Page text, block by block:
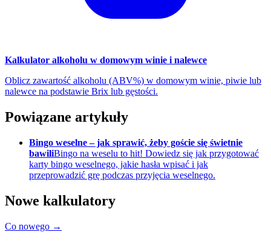
Kalkulator alkoholu w domowym winie i nalewce
Oblicz zawartość alkoholu (ABV%) w domowym winie, piwie lub
nalewce na podstawie Brix lub gęstości.
Powiązane artykuły
Bingo weselne – jak sprawić, żeby goście się świetnie
bawiliBingo na weselu to hit! Dowiedz się jak przygotować
karty bingo weselnego, jakie hasła wpisać i jak
przeprowadzić grę podczas przyjęcia weselnego.
Nowe kalkulatory
Co nowego →